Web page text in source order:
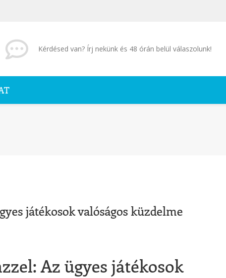
Kérdésed van? Írj nekünk és 48 órán belül válaszolunk!
játékosok valóságos küzdelme
Az ügyes játékosok